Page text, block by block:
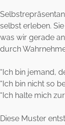
selbst erleben.
was wir gerade
durch
“Ich bin jemand,
“Ich bin nicht so
“Ich halte mich
Diese Muster